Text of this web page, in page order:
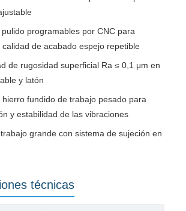
pulido programables por CNC para
de acabado espejo repetible
de rugosidad superficial Ra ≤ 0,1 μm en
y latón
hierro fundido de trabajo pesado para
y estabilidad de las vibraciones
grande con sistema de sujeción en
técnicas